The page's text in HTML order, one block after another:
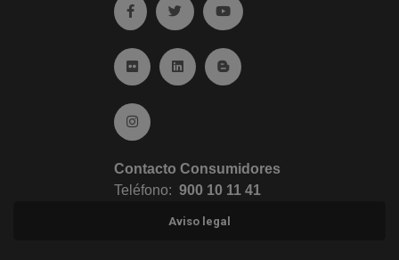
Ir a facebook (abre en ventana nueva)
Ir a twitter (abre en ventana nueva)
Ir a YouTube (abre en
Ir a Flickr (abre en ventana nueva)
Ir a Linkedin (abre en ventana nueva)
Ir al Blog (abre en ventana
Ir a Instagram (abre en ventana nueva)
Contacto Consumidores
Teléfono: 900 10 11 41
Aviso legal